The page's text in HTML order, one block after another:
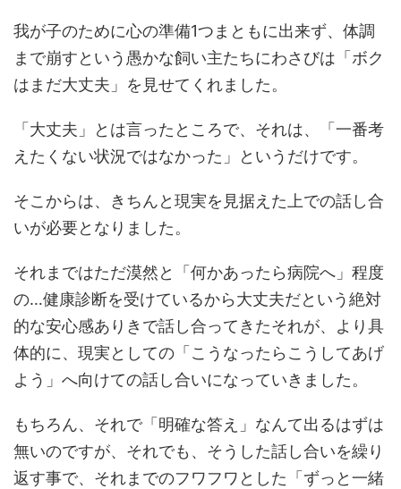
我が子のために心の準備1つまともに出来ず、体調
まで崩すという愚かな飼い主たちにわさびは「ボク
はまだ大丈夫」を見せてくれました。
「大丈夫」とは言ったところで、それは、「一番考
えたくない状況ではなかった」というだけです。
そこからは、きちんと現実を見据えた上での話し合
いが必要となりました。
それまではただ漠然と「何かあったら病院へ」程度
の…健康診断を受けているから大丈夫だという絶対
的な安心感ありきで話し合ってきたそれが、より具
体的に、現実としての「こうなったらこうしてあげ
よう」へ向けての話し合いになっていきました。
もちろん、それで「明確な答え」なんて出るはずは
無いのですが、それでも、そうした話し合いを繰り
返す事で、それまでのフワフワとした「ずっと一緒